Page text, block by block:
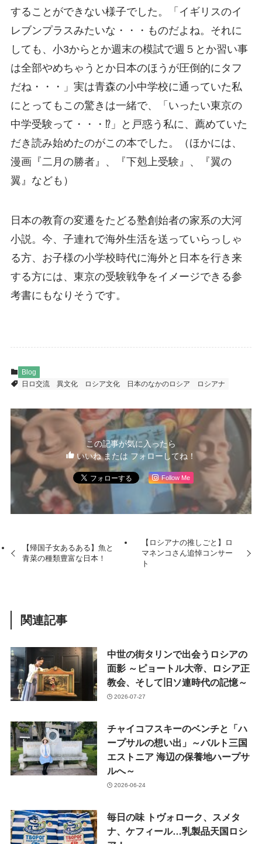
することができない様子でした。「イギリスのイ
レブンプラスみたいな・・・ものだよね。それに
しても、小3からとか週末の模試で週５とか習い事
は全部やめちゃうとか日本のほうが圧倒的にタフ
だね・・・」実は青森の小中学校に通っていた私
にとってもこの驚きは一緒で、「いったい東京の
中学受験って・・・⁉︎」と戸惑う私に、薦めていた
だき読み始めたのがこの本でした。（ほかには、
漫画『二月の勝者』、『下剋上受験』、『翼の
翼』なども）
日本の教育の変遷をたどる塾創始者の家系の大河
小説。今、子連れで海外生活を送っていらっしゃ
る方、お子様の小学校時代に海外と日本を行き来
する方には、東京の受験戦争をイメージできる参
考書にもなりそうです。
Blog
日ロ交流
異文化 ロシア文化 日本のなかのロシア ロシアナ
この記事が気に入ったら
いいね または フォローしてね！
Follow Me
【帰国子女あるある】魚と
青菜の種類豊富な日本！
【ロシアナの推しごと】ロ
マネンコさん追悼コンサー
ト
関連記事
中世の街タリンで出会うロシアの
面影 ～ピョートル大帝、ロシア正
教会、そして旧ソ連時代の記憶～
2026-07-27
チャイコフスキーのベンチと「ハ
ープサルの想い出」～バルト三国
エストニア 海辺の保養地ハープサ
ルへ～
2026-06-24
毎日の味 トヴォローク、スメタ
ナ、ケフィール…乳製品天国ロシ